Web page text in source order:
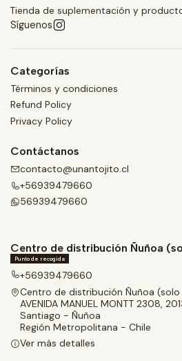
Tienda de suplementación y
Síguenos
Categorías
Términos y condiciones
Refund Policy
Privacy Policy
Contáctanos
contacto@unantojito.cl
+56939479660
56939479660
Centro de distribución Ñuñoa
Punto de recogida
+56939479660
Centro de distribución Ñuñoa
AVENIDA MANUEL MONTT 2308,
Santiago - Ñuñoa
Región Metropolitana - Chile
Ver más detalles